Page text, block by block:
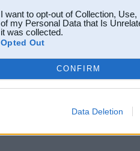
I want to opt-out of Collection,
of my Personal Data that Is
it was collected.
Opted Out
CONFIRM
Data Deletion